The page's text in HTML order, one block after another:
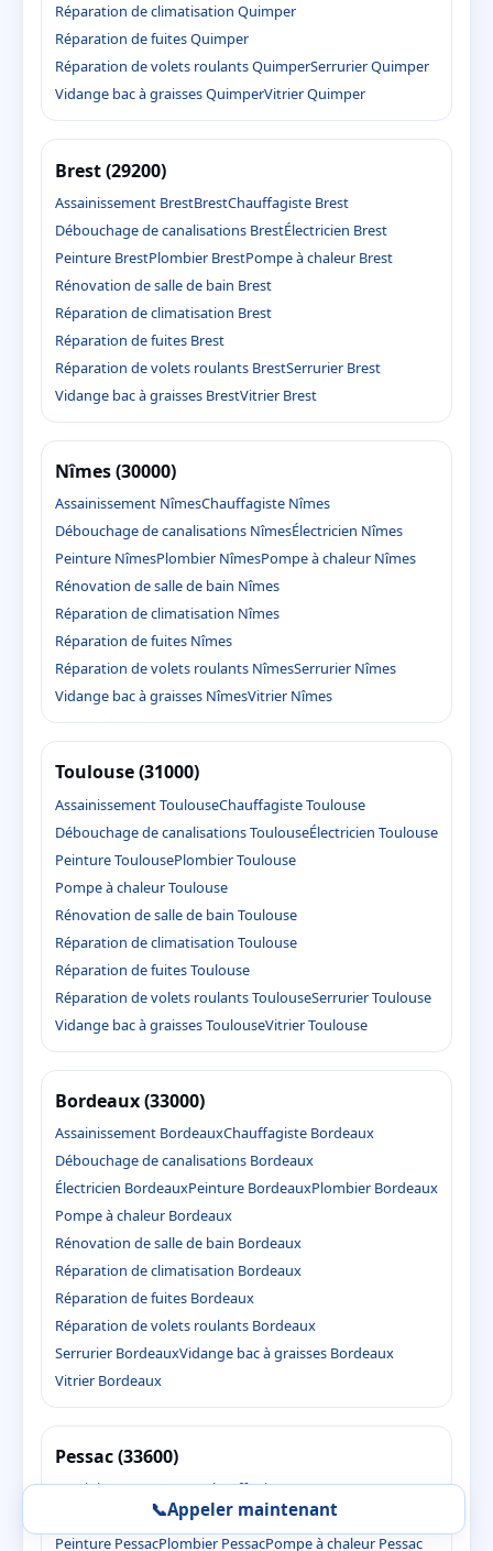
Réparation de climatisation Quimper
Réparation de fuites Quimper
Réparation de volets roulants QuimperSerrurier Quimper
Vidange bac à graisses QuimperVitrier Quimper
Brest (29200)
Assainissement BrestBrestChauffagiste Brest
Débouchage de canalisations BrestÉlectricien Brest
Peinture BrestPlombier BrestPompe à chaleur Brest
Rénovation de salle de bain Brest
Réparation de climatisation Brest
Réparation de fuites Brest
Réparation de volets roulants BrestSerrurier Brest
Vidange bac à graisses BrestVitrier Brest
Nîmes (30000)
Assainissement NîmesChauffagiste Nîmes
Débouchage de canalisations NîmesÉlectricien Nîmes
Peinture NîmesPlombier NîmesPompe à chaleur Nîmes
Rénovation de salle de bain Nîmes
Réparation de climatisation Nîmes
Réparation de fuites Nîmes
Réparation de volets roulants NîmesSerrurier Nîmes
Vidange bac à graisses NîmesVitrier Nîmes
Toulouse (31000)
Assainissement ToulouseChauffagiste Toulouse
Débouchage de canalisations ToulouseÉlectricien Toulouse
Peinture ToulousePlombier Toulouse
Pompe à chaleur Toulouse
Rénovation de salle de bain Toulouse
Réparation de climatisation Toulouse
Réparation de fuites Toulouse
Réparation de volets roulants ToulouseSerrurier Toulouse
Vidange bac à graisses ToulouseVitrier Toulouse
Bordeaux (33000)
Assainissement BordeauxChauffagiste Bordeaux
Débouchage de canalisations Bordeaux
Électricien BordeauxPeinture BordeauxPlombier Bordeaux
Pompe à chaleur Bordeaux
Rénovation de salle de bain Bordeaux
Réparation de climatisation Bordeaux
Réparation de fuites Bordeaux
Réparation de volets roulants Bordeaux
Serrurier BordeauxVidange bac à graisses Bordeaux
Vitrier Bordeaux
Pessac (33600)
Assainissement PessacChauffagiste Pessac
Débouchage de canalisations PessacÉlectricien Pessac
Peinture PessacPlombier PessacPompe à chaleur Pessac
📞Appeler maintenant